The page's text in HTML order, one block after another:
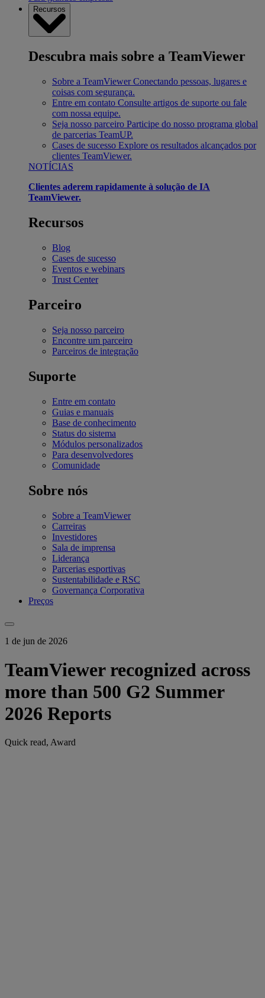
Recursos
Descubra mais sobre a TeamViewer
Sobre a TeamViewer Conectando pessoas, lugares e
coisas com segurança.
Entre em contato Consulte artigos de suporte ou fale
com nossa equipe.
Seja nosso parceiro Participe do nosso programa global
de parcerias TeamUP.
Cases de sucesso Explore os resultados alcançados por
clientes TeamViewer.
NOTÍCIAS
Clientes aderem rapidamente à solução de IA
TeamViewer.
Recursos
Blog
Cases de sucesso
Eventos e webinars
Trust Center
Parceiro
Seja nosso parceiro
Encontre um parceiro
Parceiros de integração
Suporte
Entre em contato
Guias e manuais
Base de conhecimento
Status do sistema
Módulos personalizados
Para desenvolvedores
Comunidade
Sobre nós
Sobre a TeamViewer
Carreiras
Investidores
Sala de imprensa
Liderança
Parcerias esportivas
Sustentabilidade e RSC
Governança Corporativa
Preços
1 de jun de 2026
TeamViewer recognized across
more than 500 G2 Summer
2026 Reports
Quick read, Award